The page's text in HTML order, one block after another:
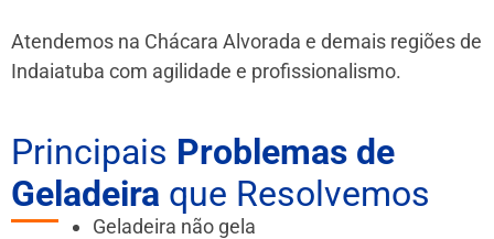
Atendemos na Chácara Alvorada e demais regiões de
Indaiatuba com agilidade e profissionalismo.
Principais Problemas de
Geladeira que Resolvemos
Geladeira não gela